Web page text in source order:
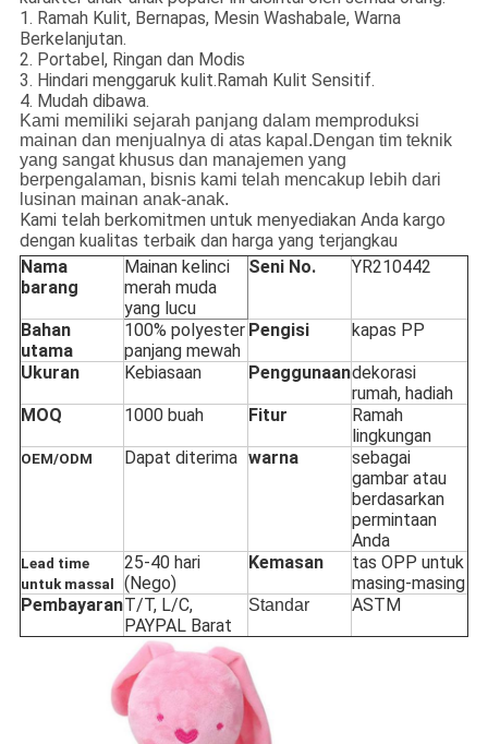
1. Ramah Kulit, Bernapas, Mesin Washabale, Warna
Berkelanjutan.
2. Portabel, Ringan dan Modis
3. Hindari menggaruk kulit.Ramah Kulit Sensitif.
4. Mudah dibawa.
Kami memiliki sejarah panjang dalam memproduksi
mainan dan menjualnya di atas kapal.Dengan tim teknik
yang sangat khusus dan manajemen yang
berpengalaman, bisnis kami telah mencakup lebih dari
lusinan mainan anak-anak.
Kami telah berkomitmen untuk menyediakan Anda kargo
dengan kualitas terbaik dan harga yang terjangkau
Nama
barang
Mainan kelinci
merah muda
yang lucu
Seni No. YR210442
Bahan
utama
100% polyester
panjang mewah
Pengisi kapas PP
Ukuran Kebiasaan Penggunaandekorasi
rumah, hadiah
MOQ
1000 buah Fitur
Ramah
lingkungan
OEM/ODM Dapat diterima warna
sebagai
gambar atau
berdasarkan
permintaan
Anda
Lead time
untuk massal
25-40 hari
(Nego)
Kemasan
tas OPP untuk
masing-masing
PembayaranT/T, L/C,
PAYPAL Barat
Standar ASTM